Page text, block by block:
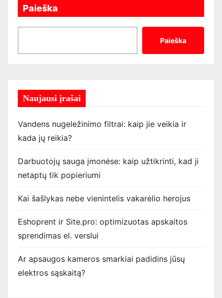
Paieška
Paieška
Naujausi įrašai
Vandens nugeležinimo filtrai: kaip jie veikia ir
kada jų reikia?
Darbuotojų sauga įmonėse: kaip užtikrinti, kad ji
netaptų tik popieriumi
Kai šašlykas nebe vienintelis vakarėlio herojus
Eshoprent ir Site.pro: optimizuotas apskaitos
sprendimas el. verslui
Ar apsaugos kameros smarkiai padidins jūsų
elektros sąskaitą?